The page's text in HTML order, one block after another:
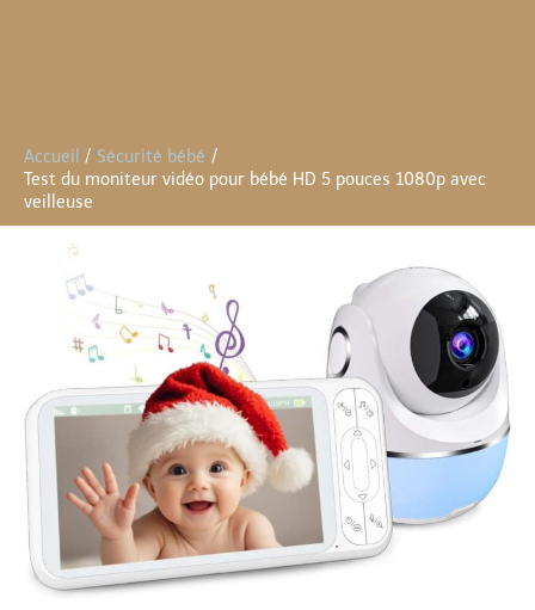
Accueil
Sécurité bébé
Test du moniteur vidéo pour bébé HD 5 pouces 1080p avec
veilleuse